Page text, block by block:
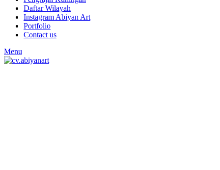
Daftar Wilayah
Instagram Abiyan Art
Portfolio
Contact us
Menu